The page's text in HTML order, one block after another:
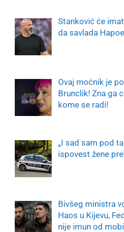
Stanković će
da savlada
Ovaj moćnik je
Brunclik! Zna ga
kome se radi!
„I sad sam pod
ispovest žene
Bivšeg ministra
Haos u Kijevu,
nije imun od